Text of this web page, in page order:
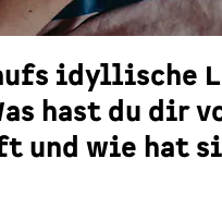
idyllische
hast du dir
und wie hat